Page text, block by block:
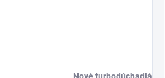
Nové turbodúchadlá